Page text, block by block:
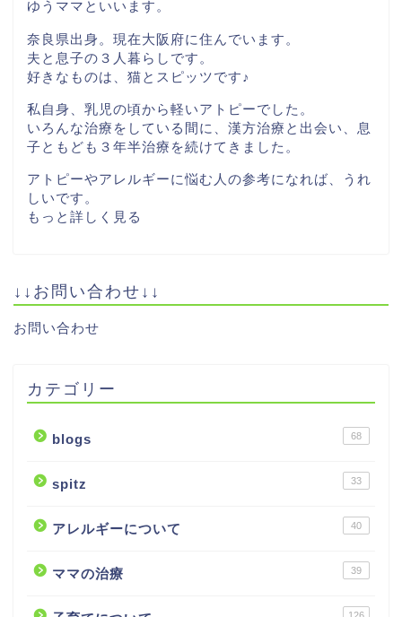
ゆうママといいます。
奈良県出身。現在大阪府に住んでいます。
夫と息子の３人暮らしです。
好きなものは、猫とスピッツです♪
私自身、乳児の頃から軽いアトピーでした。
いろんな治療をしている間に、漢方治療と出会い、息
子ともども３年半治療を続けてきました。
アトピーやアレルギーに悩む人の参考になれば、うれ
しいです。
もっと詳しく見る
↓↓お問い合わせ↓↓
お問い合わせ
カテゴリー
blogs 68
spitz 33
アレルギーについて 40
ママの治療 39